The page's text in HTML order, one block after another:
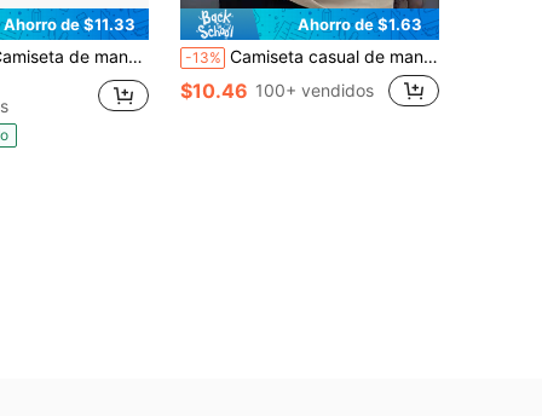
Ahorro de $11.33
corta para hombre talla grande, estilo vintage lavado, con gráfico 'Christianity Is King', ropa casual de calle con temática de DIOS para uso diario
Ahorro de $1.63
-13% Camiseta casual de manga corta con cuello redondo y estampado de letra para hombres de talla grande
$10.46 100+ vendidos